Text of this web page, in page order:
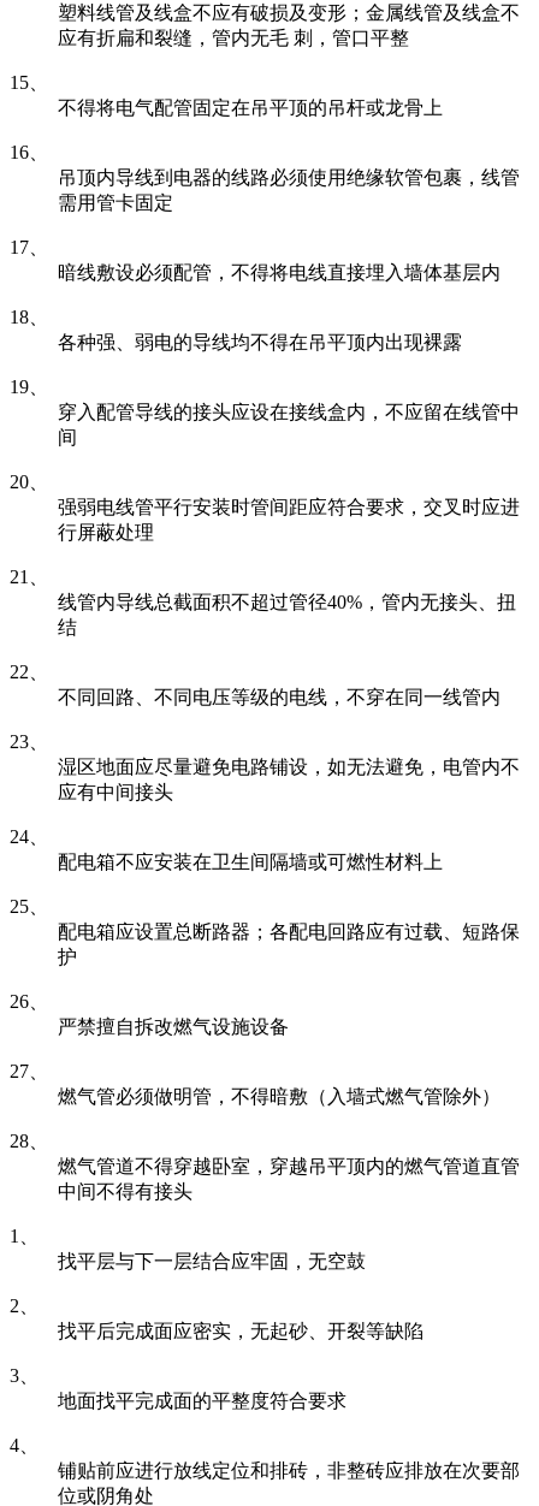
塑料线管及线盒不应有破损及变形；金属线管及线盒不
应有折扁和裂缝，管内无毛 刺，管口平整
15、
不得将电气配管固定在吊平顶的吊杆或龙骨上
16、
吊顶内导线到电器的线路必须使用绝缘软管包裹，线管
需用管卡固定
17、
暗线敷设必须配管，不得将电线直接埋入墙体基层内
18、
各种强、弱电的导线均不得在吊平顶内出现裸露
19、
穿入配管导线的接头应设在接线盒内，不应留在线管中
间
20、
强弱电线管平行安装时管间距应符合要求，交叉时应进
行屏蔽处理
21、
线管内导线总截面积不超过管径40%，管内无接头、扭
结
22、
不同回路、不同电压等级的电线，不穿在同一线管内
23、
湿区地面应尽量避免电路铺设，如无法避免，电管内不
应有中间接头
24、
配电箱不应安装在卫生间隔墙或可燃性材料上
25、
配电箱应设置总断路器；各配电回路应有过载、短路保
护
26、
严禁擅自拆改燃气设施设备
27、
燃气管必须做明管，不得暗敷（入墙式燃气管除外）
28、
燃气管道不得穿越卧室，穿越吊平顶内的燃气管道直管
中间不得有接头
1、
找平层与下一层结合应牢固，无空鼓
2、
找平后完成面应密实，无起砂、开裂等缺陷
3、
地面找平完成面的平整度符合要求
4、
铺贴前应进行放线定位和排砖，非整砖应排放在次要部
位或阴角处